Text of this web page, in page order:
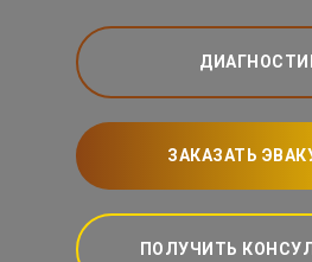
ЗАКАЗАТЬ
ПОЛУЧИТЬ